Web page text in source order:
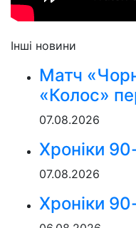
Інші новини
Матч
«Колос»
07.08.2026
Хроніки
07.08.2026
Хроніки